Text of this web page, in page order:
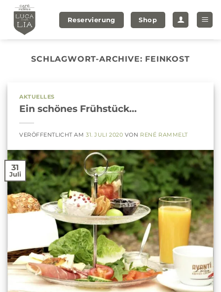
Zum
Inhalt
springen
Reservierung Shop
SCHLAGWORT-ARCHIVE: FEINKOST
AKTUELLES
Ein schönes Frühstück…
VERÖFFENTLICHT AM31. JULI 2020 VON RENÉ RAMMELT
31
Juli